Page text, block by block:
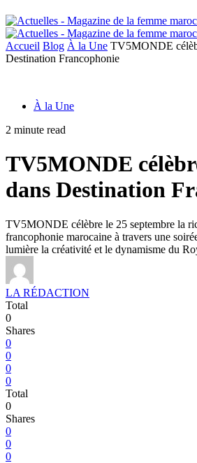
Accueil Blog À la Une TV5MONDE
Destination Francophonie
À la Une
2 minute read
TV5MONDE
dans Destination
TV5MONDE célèbre le 25 septembre la
francophonie marocaine à travers une
lumière la créativité et le dynamisme du
LA RÉDACTION
Total
0
Shares
0
0
0
0
Total
0
Shares
0
0
0